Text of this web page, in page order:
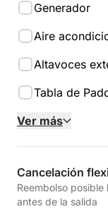
Generador
Aire
Altavoces
Tabla de
Ver más
Cancelación
Reembolso
antes de la salida